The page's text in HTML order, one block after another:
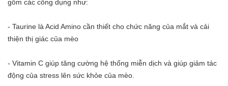
gồm các công dụng như:
- Taurine là Acid Amino cần thiết cho chức năng của mắt và cải
thiện thị giác của mèo
- Vitamin C giúp tăng cường hệ thống miễn dịch và giúp giảm tác
động của stress lên sức khỏe của mèo.